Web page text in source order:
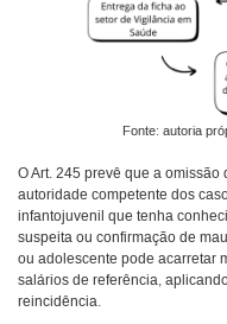
Fonte: autoria
O Art. 245 prevê que a omissão
autoridade competente dos
infantojuvenil que tenha
suspeita ou confirmação de
ou adolescente pode acarretar
salários de referência,
reincidência.